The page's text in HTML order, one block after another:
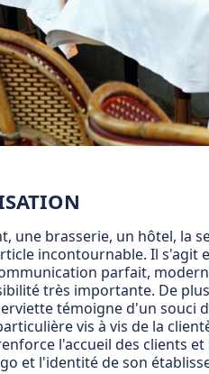
une brasserie, un hôtel, la
incontournable. Il s'agit
parfait,
très importante. De
témoigne d'un souci
vis à vis de la
l'accueil des clients et
et l'identité de son